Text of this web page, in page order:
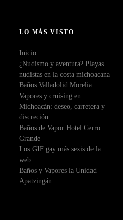
LO MÁS VISTO
Inicio
¿Nudismo y aventura? Playas
nudistas en la costa michoacana
Baños Valladolid Morelia
Vapores y cruising en
Michoacán: deseo, carretera y
discreción
Baños de Vapor Hotel Cerro
Grande
Los GIF gay más sexis de la
web
Baños y Vapores la Unidad
Apatzingán